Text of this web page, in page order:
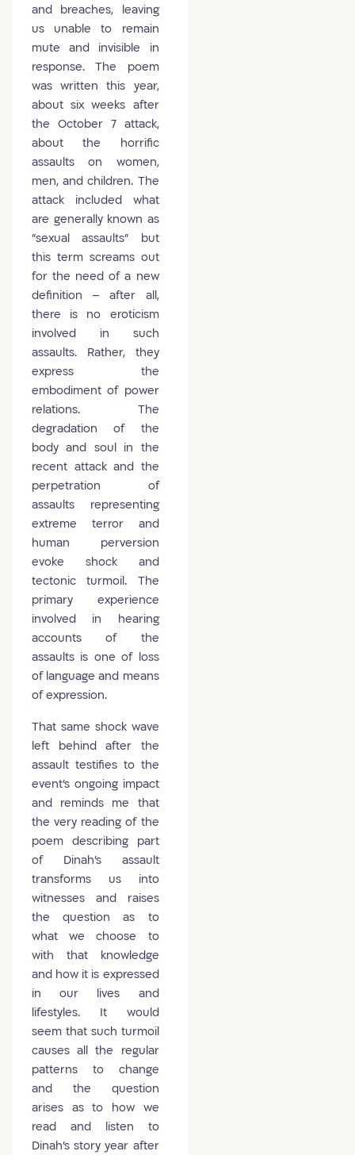
and breaches, leaving
us unable to remain
mute and invisible in
response. The poem
was written this year,
about six weeks after
the October 7 attack,
about the horrific
assaults on women,
men, and children. The
attack included what
are generally known as
"sexual assaults" but
this term screams out
for the need of a new
definition – after all,
there is no eroticism
involved in such
assaults. Rather, they
express the
embodiment of power
relations. The
degradation of the
body and soul in the
recent attack and the
perpetration of
assaults representing
extreme terror and
human perversion
evoke shock and
tectonic turmoil. The
primary experience
involved in hearing
accounts of the
assaults is one of loss
of language and means
of expression.
That same shock wave
left behind after the
assault testifies to the
event's ongoing impact
and reminds me that
the very reading of the
poem describing part
of Dinah's assault
transforms us into
witnesses and raises
the question as to
what we choose to
with that knowledge
and how it is expressed
in our lives and
lifestyles. It would
seem that such turmoil
causes all the regular
patterns to change
and the question
arises as to how we
read and listen to
Dinah's story year after